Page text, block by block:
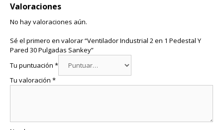
Valoraciones
No hay valoraciones aún.
Sé el primero en valorar “Ventilador Industrial 2 en 1 Pedestal Y
Pared 30 Pulgadas Sankey”
Tu puntuación *
Tu valoración *